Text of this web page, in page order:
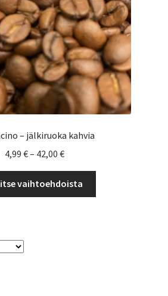
– jälkiruoka kahvia
4,99 €– 42,00 €Hintaluokka:
-
42,00 €
vaihtoehdoista